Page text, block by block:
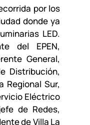
por los
donde ya
LED.
del EPEN,
General,
Distribución,
Regional Sur,
Eléctrico
de Redes,
de Villa La